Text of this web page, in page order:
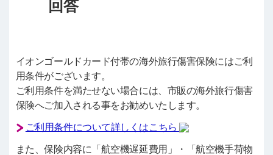
イオンゴールドカード付帯の海外旅行傷害保険にはご利
用条件がございます。
ご利用条件を満たせない場合には、市販の海外旅行傷害
保険へご加入される事をお勧めいたします。
ご利用条件について詳しくはこちら
また、保険内容に「航空機遅延費用」・「航空機手荷物